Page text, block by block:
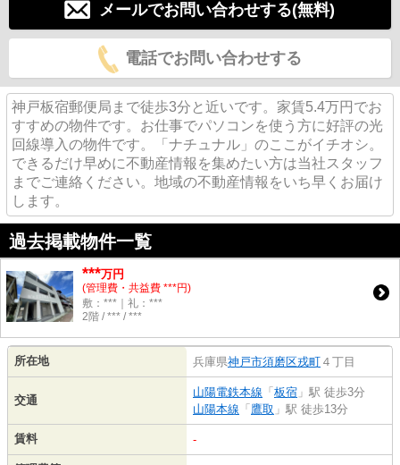
メールでお問い合わせする(無料)
電話でお問い合わせする
神戸板宿郵便局まで徒歩3分と近いです。家賃5.4万円でお
すすめの物件です。お仕事でパソコンを使う方に好評の光
回線導入の物件です。「ナチュナル」のここがイチオシ。
できるだけ早めに不動産情報を集めたい方は当社スタッフ
までご連絡ください。地域の不動産情報をいち早くお届け
します。
過去掲載物件一覧
***万円
(管理費・共益費 ***円)
敷：***｜礼：***
2階 / *** / ***
所在地 兵庫県神戸市須磨区戎町 ４丁目
交通
山陽電鉄本線 「 板宿 」駅 徒歩3分
山陽本線 「 鷹取 」駅 徒歩13分
賃料 -